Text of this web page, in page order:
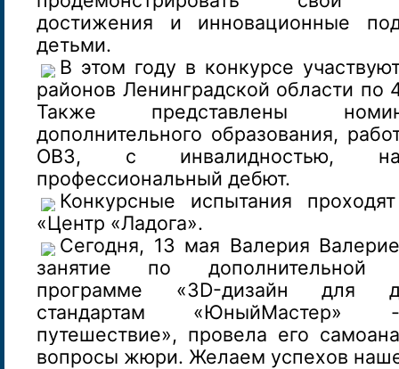
достижения и инновационные
детьми.
В этом году в конкурсе
районов Ленинградской области по
Также представлены
дополнительного образования,
ОВЗ, с инвалидностью,
профессиональный дебют.
Конкурсные испытания
«Центр «Ладога».
Сегодня, 13 мая Валерия
занятие по дополнительной
программе «3D-дизайн для
стандартам «ЮныйМастер»
путешествие», провела его
вопросы жюри. Желаем успехов